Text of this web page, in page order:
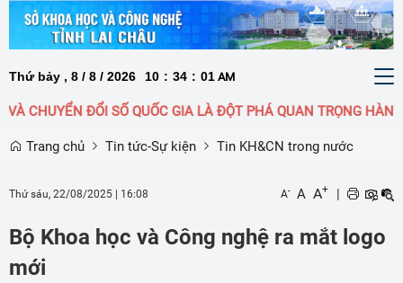
Thứ bảy , 8 / 8 / 2026 10 : 34 : 02 AM
ĐỔI SỐ QUỐC GIA LÀ ĐỘT PHÁ QUAN TRỌNG HÀNG
Trang chủ Tin tức-Sự kiện Tin KH&CN trong nước
Thứ sáu, 22/08/2025 16:08 A- A A+ |
Bộ Khoa học và Công nghệ ra mắt logo
mới